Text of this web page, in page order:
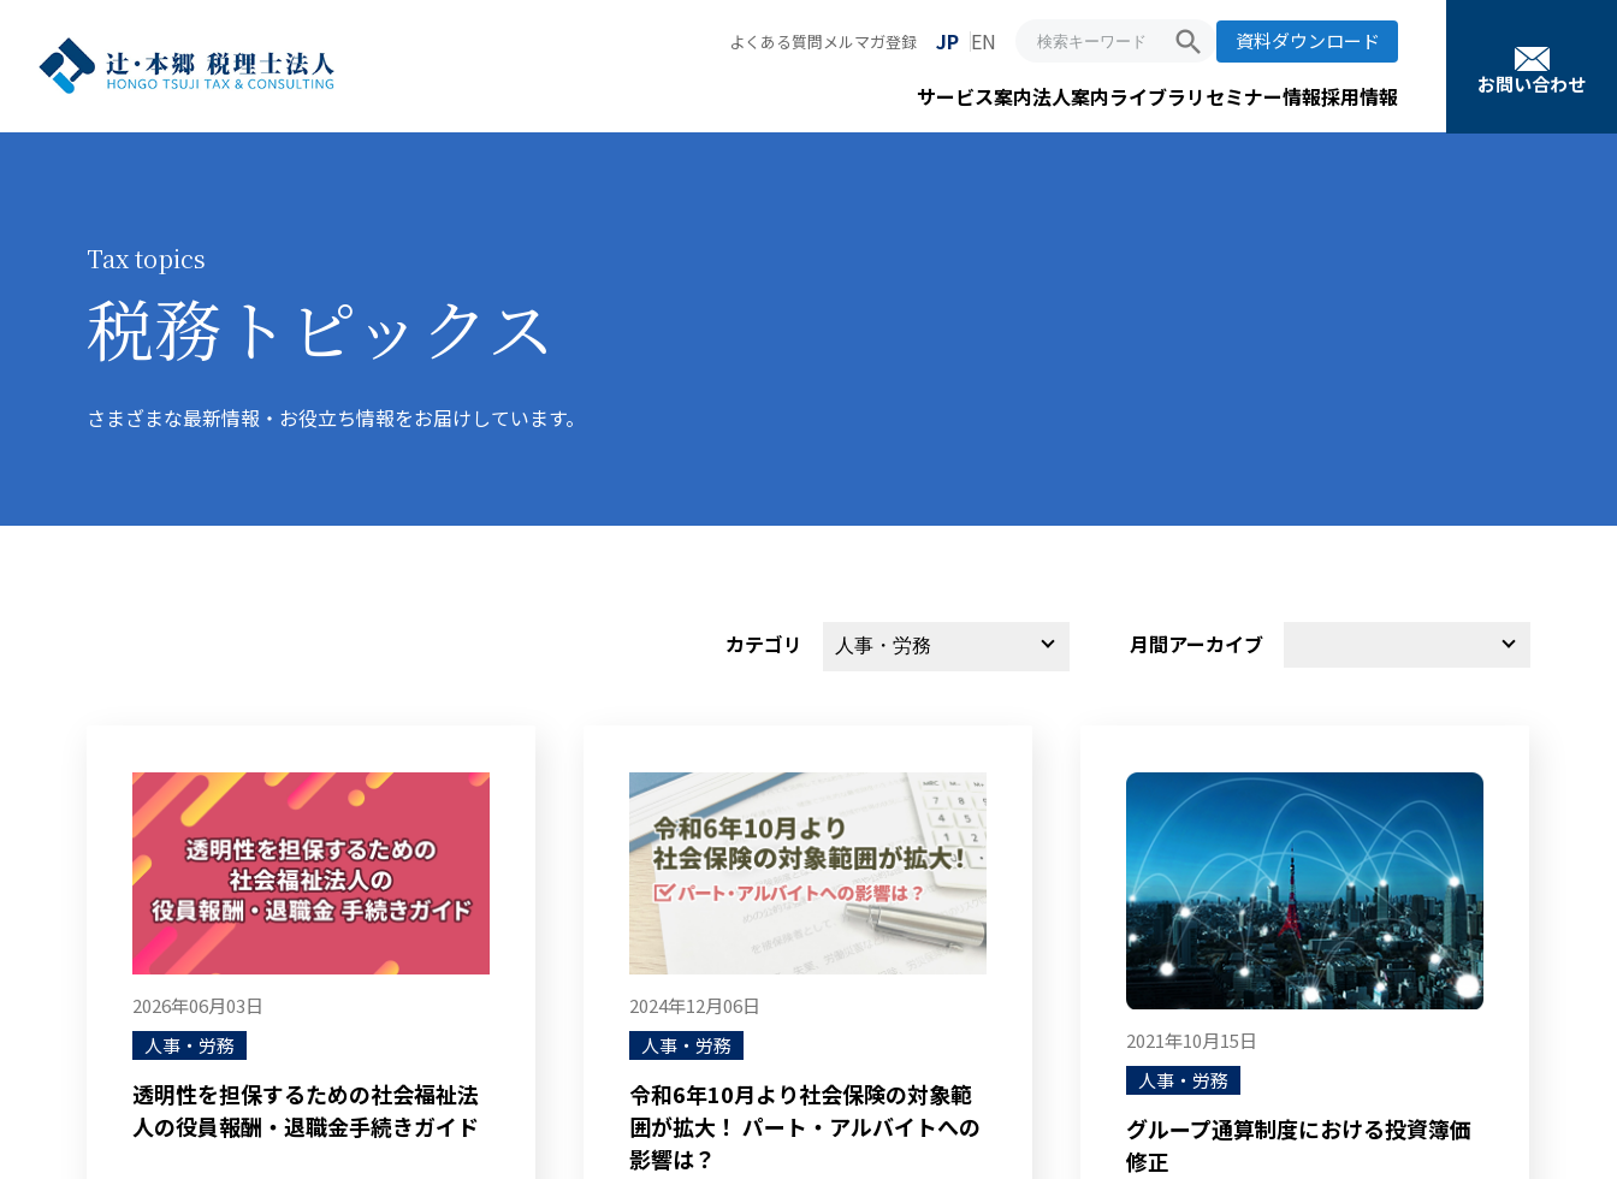
よくある質問 メルマガ登録 JP EN search 資料ダウンロード
サービス案内法人案内ライブラリセミナー情報採用情報 お問い合わせ
Tax topics
税務トピックス
さまざまな最新情報・お役立ち情報をお届けしています。
カテゴリ 月間アーカイブ
2026年06月03日
人事・労務
透明性を担保するための社会福祉法
人の役員報酬・退職金手続きガイド
2024年12月06日
人事・労務
令和6年10月より社会保険の対象範
囲が拡大！ パート・アルバイトへの
影響は？
2021年10月15日
人事・労務
グループ通算制度における投資簿価
修正